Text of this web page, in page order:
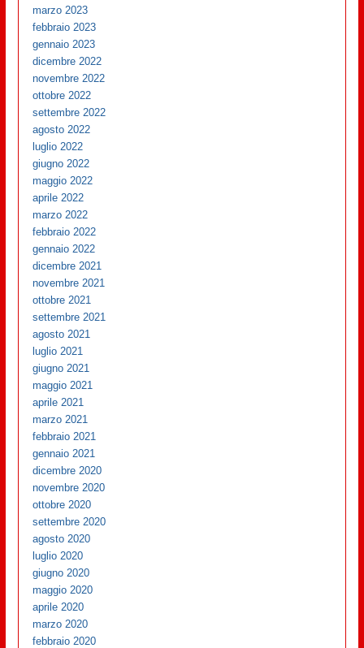
marzo 2023
febbraio 2023
gennaio 2023
dicembre 2022
novembre 2022
ottobre 2022
settembre 2022
agosto 2022
luglio 2022
giugno 2022
maggio 2022
aprile 2022
marzo 2022
febbraio 2022
gennaio 2022
dicembre 2021
novembre 2021
ottobre 2021
settembre 2021
agosto 2021
luglio 2021
giugno 2021
maggio 2021
aprile 2021
marzo 2021
febbraio 2021
gennaio 2021
dicembre 2020
novembre 2020
ottobre 2020
settembre 2020
agosto 2020
luglio 2020
giugno 2020
maggio 2020
aprile 2020
marzo 2020
febbraio 2020